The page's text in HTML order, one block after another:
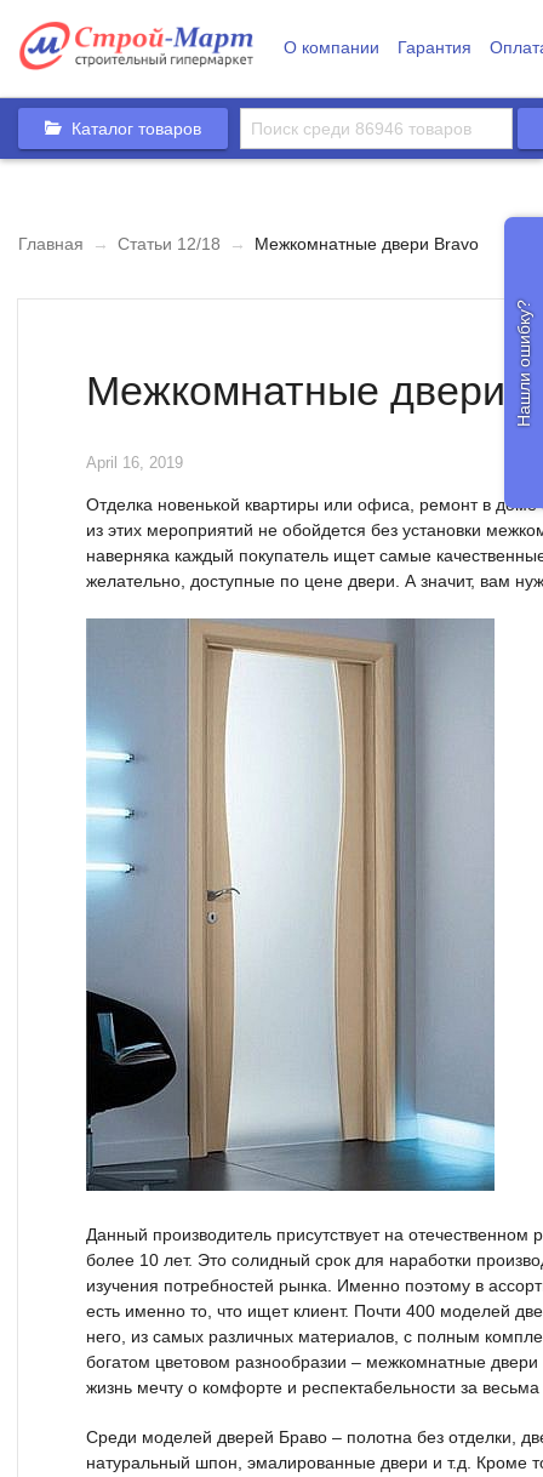
О компании Гарантия
Каталог товаров
Главная → Статьи 12/18 → Межкомнатные двери Bravo
Межкомнатные двери
April 16, 2019
Отделка новенькой квартиры или офиса, ремонт в
из этих мероприятий не обойдется без установки
наверняка каждый покупатель ищет самые
желательно, доступные по цене двери. А значит, вам
Данный производитель присутствует на отечественном
более 10 лет. Это солидный срок для наработки
изучения потребностей рынка. Именно поэтому в
есть именно то, что ищет клиент. Почти 400 моделей
него, из самых различных материалов, с полным
богатом цветовом разнообразии – межкомнатные двери
жизнь мечту о комфорте и респектабельности за
Среди моделей дверей Браво – полотна без отделки,
натуральный шпон, эмалированные двери и т.д. Кроме
Нашли ошибку?